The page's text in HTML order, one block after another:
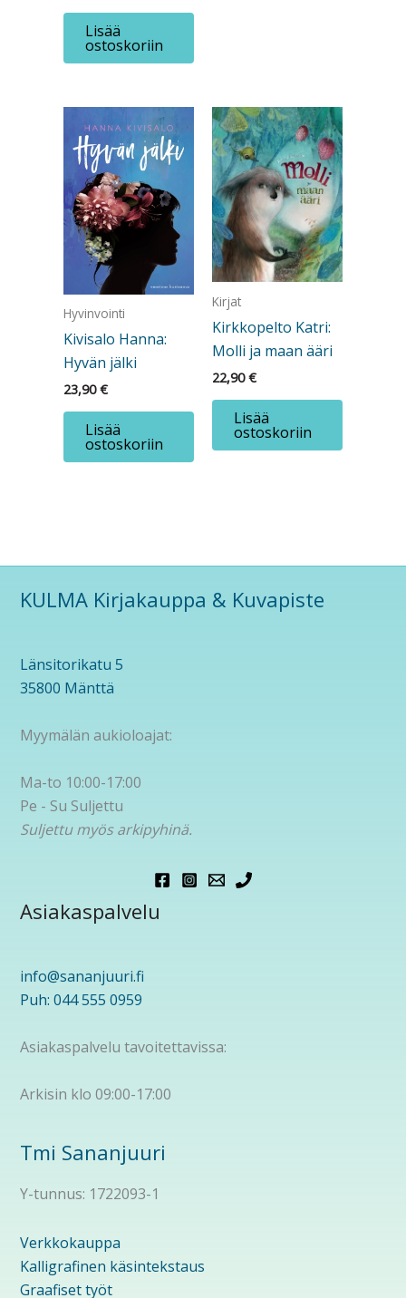
Lisää
ostoskoriin
Hyvinvointi
Kivisalo Hanna:
Hyvän jälki
23,90€
Lisää
ostoskoriin
Kirjat
Kirkkopelto Katri:
Molli ja maan ääri
22,90€
Lisää
ostoskoriin
KULMA Kirjakauppa & Kuvapiste
Länsitorikatu 5
35800 Mänttä
Myymälän aukioloajat:
Ma-to 10:00-17:00
Pe - Su Suljettu
Suljettu myös arkipyhinä.
Asiakaspalvelu
info@sananjuuri.fi
Puh: 044 555 0959
Asiakaspalvelu tavoitettavissa:
Arkisin klo 09:00-17:00
Tmi Sananjuuri
Y-tunnus: 1722093-1
Verkkokauppa
Kalligrafinen käsintekstaus
Graafiset työt